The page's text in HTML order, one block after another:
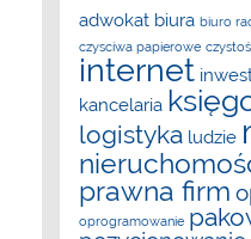
adwokat biura biuro
czysciwa papierowe
internet
kancelaria
logistyka ludzie
prawna firm
oprogramowanie